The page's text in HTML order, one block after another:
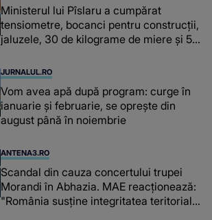
Ministerul lui Pîslaru a cumpărat
tensiometre, bocanci pentru construcții,
jaluzele, 30 de kilograme de miere și 50
JURNALUL.RO
Vom avea apă după program: curge în
ianuarie și februarie, se oprește din
august până în noiembrie
ANTENA3.RO
Scandal din cauza concertului trupei
Morandi în Abhazia. MAE reacționează:
"România susține integritatea teritorială